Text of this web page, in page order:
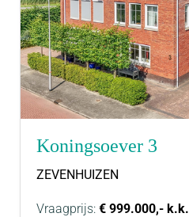
Koningsoever 3
ZEVENHUIZEN
Vraagprijs: € 999.000,- k.k.